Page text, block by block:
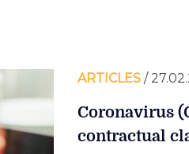
ARTICLES /
Coronavirus
contractual